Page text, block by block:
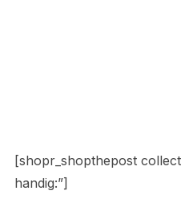
[shopr_shopthepost
handig:”]